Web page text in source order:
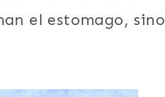
el estomago, sino